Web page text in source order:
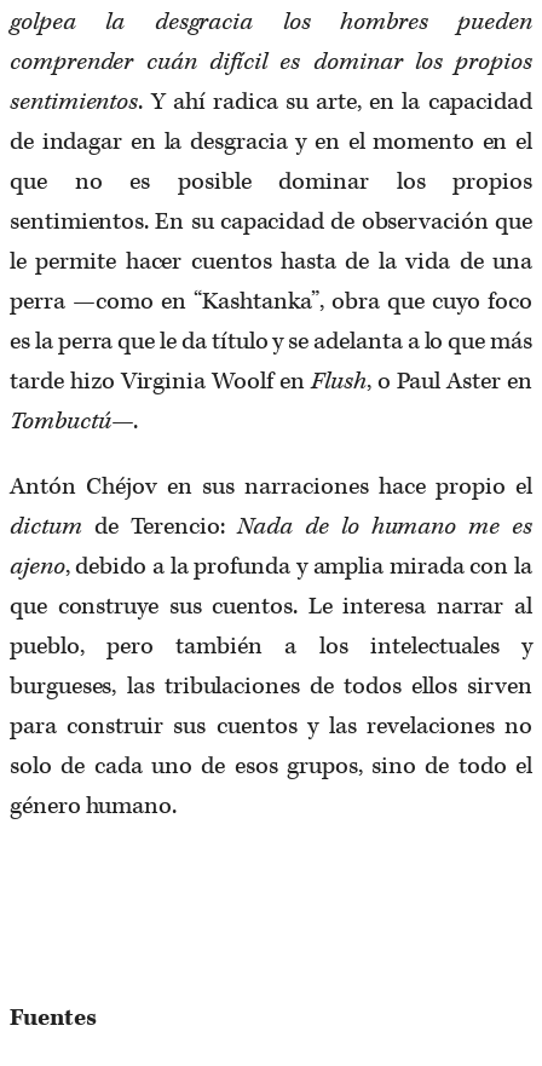
golpea la desgracia los hombres pueden
comprender cuán difícil es dominar los propios
sentimientos. Y ahí radica su arte, en la capacidad
de indagar en la desgracia y en el momento en el
que no es posible dominar los propios
sentimientos. En su capacidad de observación que
le permite hacer cuentos hasta de la vida de una
perra —como en “Kashtanka”, obra que cuyo foco
es la perra que le da título y se adelanta a lo que más
tarde hizo Virginia Woolf enFlush, o Paul Aster en
Tombuctú—.
Antón Chéjov en sus narraciones hace propio el
dictum de Terencio:Nada de lo humano me es
ajeno, debido a la profunda y amplia mirada con la
que construye sus cuentos. Le interesa narrar al
pueblo, pero también a los intelectuales y
burgueses, las tribulaciones de todos ellos sirven
para construir sus cuentos y las revelaciones no
solo de cada uno de esos grupos, sino de todo el
género humano.
Fuentes